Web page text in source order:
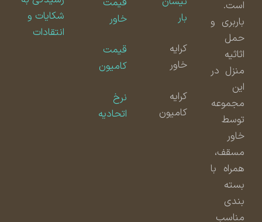
است.
باربری و
حمل
اثاثیه
منزل در
مجموعه
توسط
مسقف،
همراه با
بسته
بندی
مناسب
کامیون
قیمت
کامیون
اتحادیه
شکایات و
انتقادات